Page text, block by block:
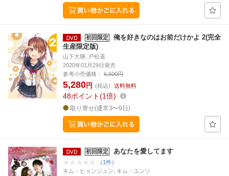
初回限定
俺を好きなのはお前だけかよ 2(完全
生産限定版)
山下大輝, 戸松遥
2020年01月29日発売
参考小売価格：
6,600円
5,280円 (税込) 送料無料
48ポイント 1倍
取り寄せ(通常3〜9日)
初回限定 あなたを愛してます
（1件）
キム・ヒョンジュン, キム・ユンソ